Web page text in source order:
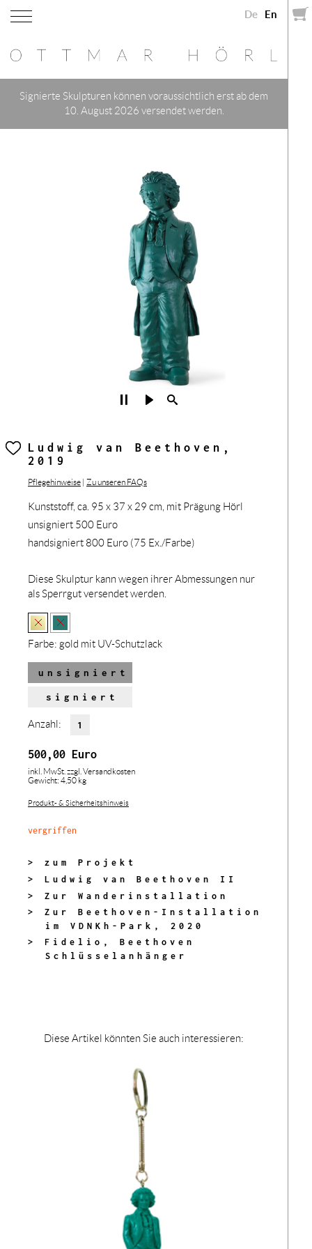
De En
Signierte Skulpturen können voraussichtlich erst ab dem
10. August 2026 versendet werden.
Ludwig van Beethoven,
2019
Pflegehinweise | Zu unseren FAQs
Kunststoff, ca. 95 x 37 x 29 cm, mit Prägung Hörl
unsigniert 500 Euro
handsigniert 800 Euro (75 Ex./Farbe)
Diese Skulptur kann wegen ihrer Abmessungen nur
als Sperrgut versendet werden.
Farbe: gold mit UV-Schutzlack
unsigniert
signiert
Anzahl:
500,00 Euro
inkl. MwSt. zzgl. Versandkosten
Gewicht: 4,50 kg
Produkt- & Sicherheitshinweis
vergriffen
> zum Projekt
> Ludwig van Beethoven II
> Zur Wanderinstallation
> Zur Beethoven-Installation
im VDNKh-Park, 2020
> Fidelio, Beethoven
Schlüsselanhänger
Diese Artikel könnten Sie auch interessieren: